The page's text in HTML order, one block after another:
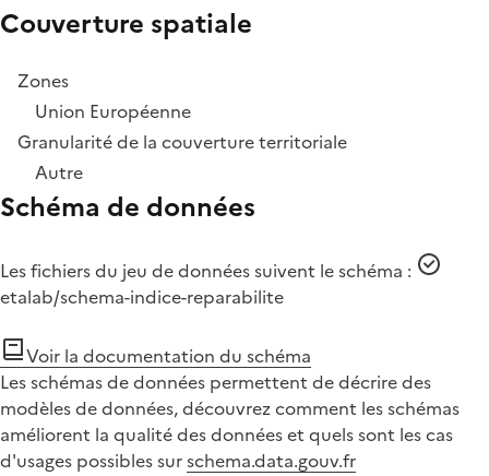
Couverture spatiale
Zones
Union Européenne
Granularité de la couverture territoriale
Autre
Schéma de données
Les fichiers du jeu de données suivent le schéma :
etalab/schema-indice-reparabilite
Voir la documentation du schéma
Les schémas de données permettent de décrire des
modèles de données, découvrez comment les schémas
améliorent la qualité des données et quels sont les cas
d'usages possibles surschema.data.gouv.fr